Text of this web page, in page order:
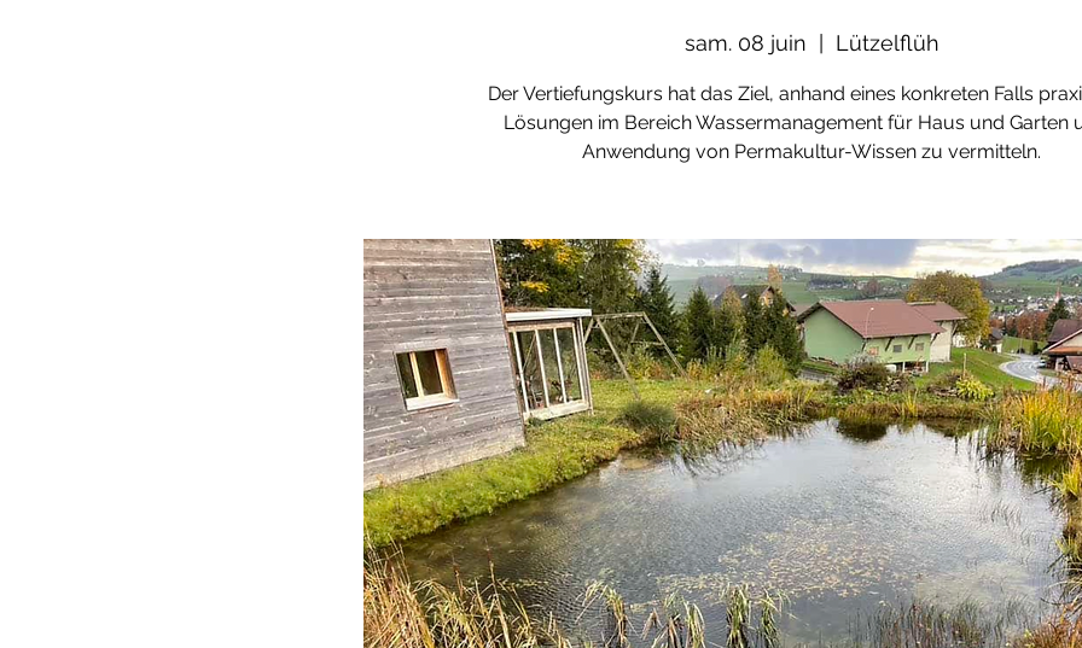
sam. 08 juin Lützelflüh
Der Vertiefungskurs hat das Ziel, anhand eines konkreten Falls
Lösungen im Bereich Wassermanagement für Haus und Garten
Anwendung von Permakultur-Wissen zu vermitteln.